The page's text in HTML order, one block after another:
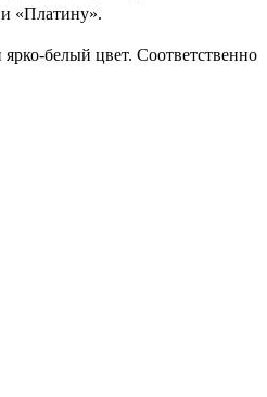
«Платину».
белый цвет. Соответственно